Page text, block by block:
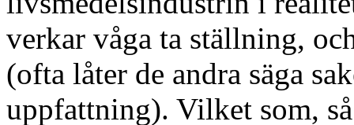
verkar våga ta ställning,
(ofta låter de andra säga
uppfattning). Vilket som,